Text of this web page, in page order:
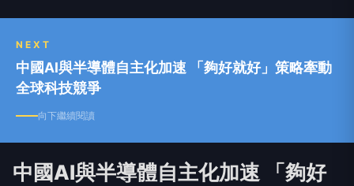
NEXT
中國AI與半導體自主化加速 「夠好就好」策略牽動
全球科技競爭
向下繼續閱讀
中國AI與半導體自主化加速 「夠好